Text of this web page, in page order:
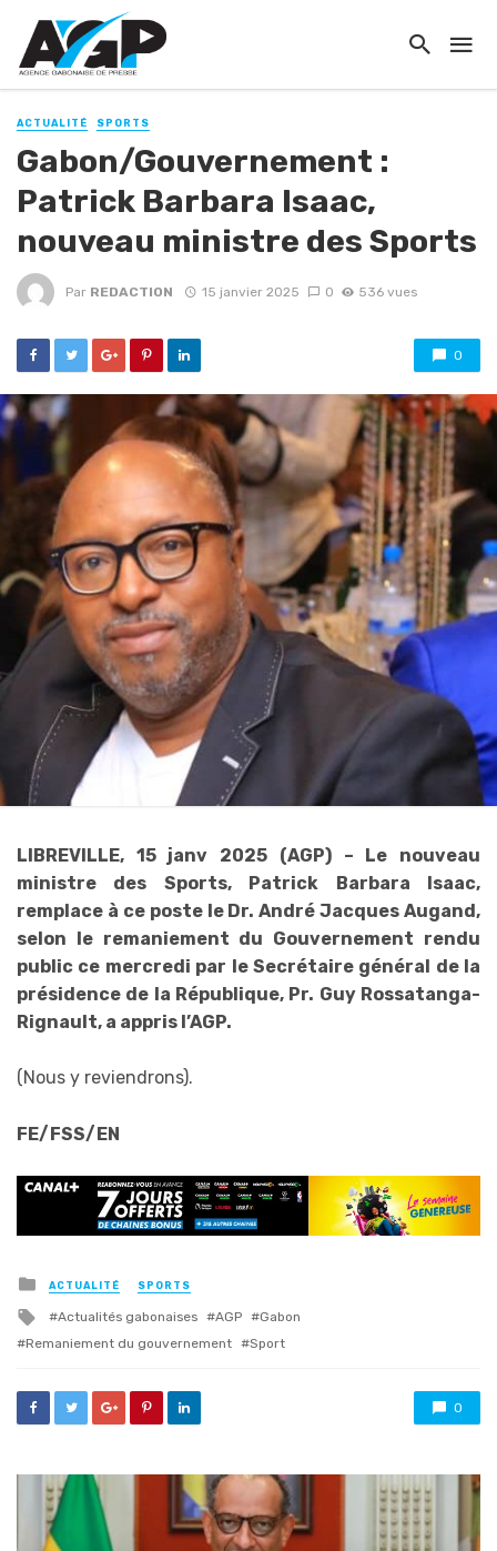
ACTUALITÉ SPORTS
Gabon/Gouvernement :
Patrick Barbara Isaac,
nouveau ministre des Sports
Par REDACTION 15 janvier 2025 0 536 vues
0
LIBREVILLE, 15 janv 2025 (AGP) – Le nouveau
ministre des Sports, Patrick Barbara Isaac,
remplace à ce poste le Dr. André Jacques Augand,
selon le remaniement du Gouvernement rendu
public ce mercredi par le Secrétaire général de la
présidence de la République, Pr. Guy Rossatanga-
Rignault, a appris l’AGP.
(Nous y reviendrons).
FE/FSS/EN
Posted
in
ACTUALITÉ SPORTS
Tagged
with
Actualités gabonaises AGP
Gabon
Remaniement du gouvernement
Sport
0